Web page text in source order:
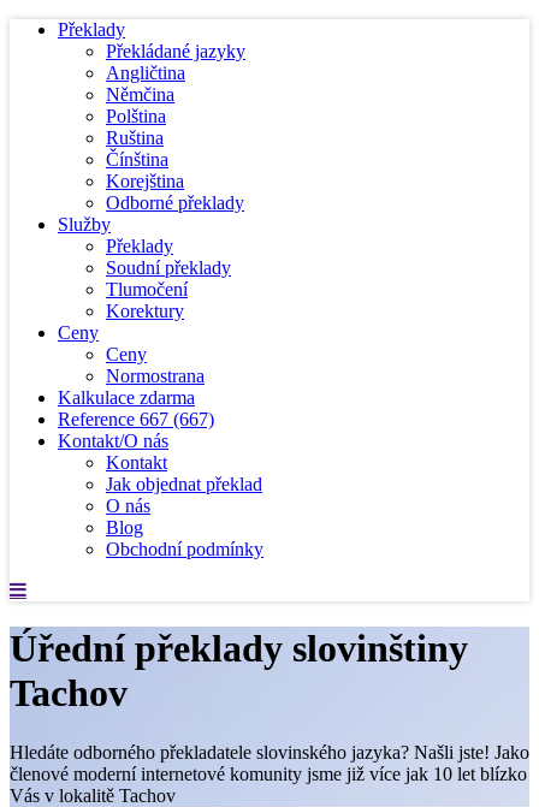
Překlady
Překládané jazyky
Angličtina
Němčina
Polština
Ruština
Čínština
Korejština
Odborné překlady
Služby
Překlady
Soudní překlady
Tlumočení
Korektury
Ceny
Ceny
Normostrana
Kalkulace zdarma
Reference 667 (667)
Kontakt/O nás
Kontakt
Jak objednat překlad
O nás
Blog
Obchodní podmínky
Úřední překlady slovinštiny
Tachov
Hledáte odborného překladatele slovinského jazyka? Našli jste! Jako
členové moderní internetové komunity jsme již více jak 10 let blízko
Vás v lokalitě Tachov